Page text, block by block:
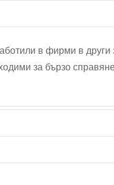
в фирми в други
за бързо